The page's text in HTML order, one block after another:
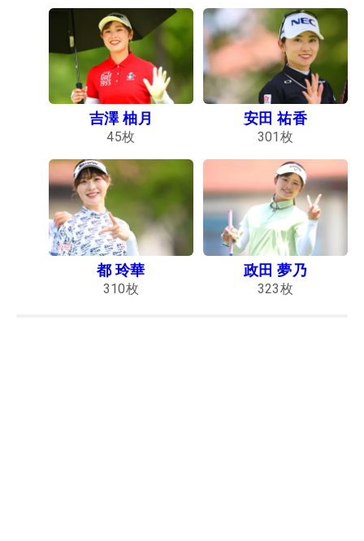
吉澤 柚月
45枚
安田 祐香
301 枚
都 玲華
310枚
政田 夢乃
323枚